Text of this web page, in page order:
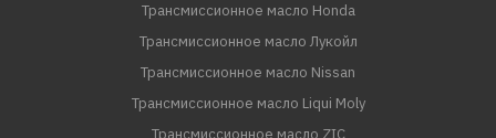
Трансмиссионное масло Honda
Трансмиссионное масло Лукойл
Трансмиссионное масло Nissan
Трансмиссионное масло Liqui Moly
Трансмиссионное масло ZIC